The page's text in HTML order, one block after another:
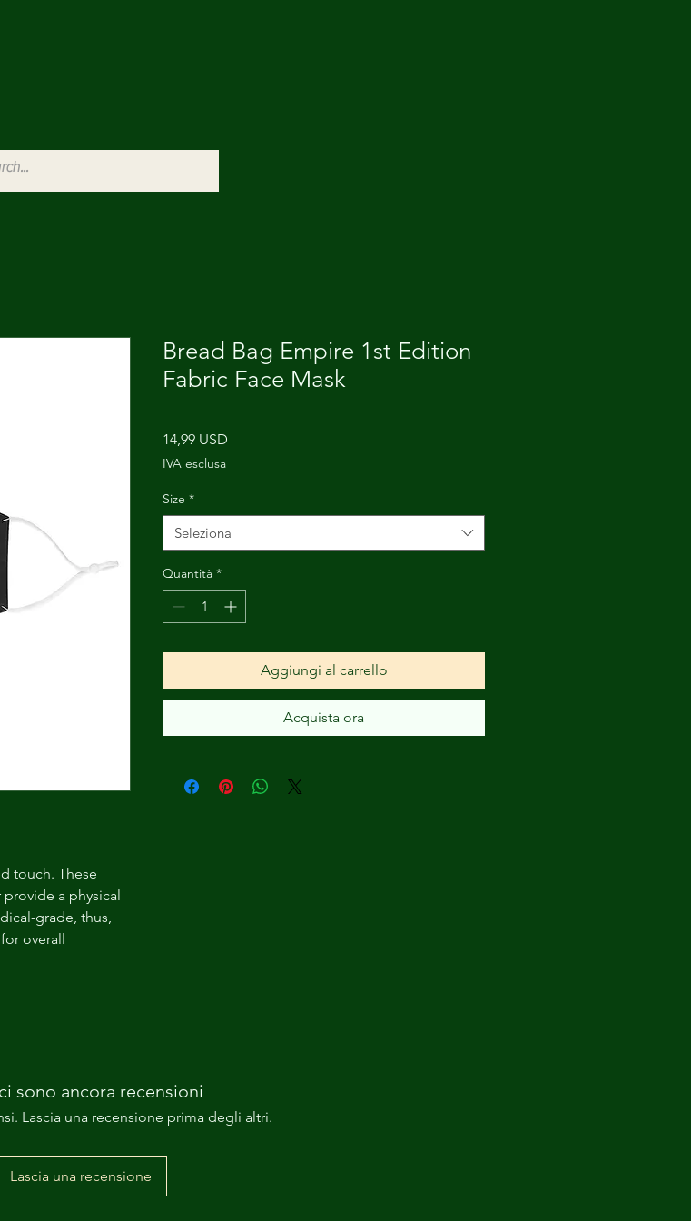
touch. These
provide a physical
grade, thus,
overall
Bread Bag Empire 1st Edition
Fabric Face Mask
14,99 USD
IVA esclusa
Size *
Seleziona
Quantità *
Aggiungi al carrello
Acquista ora
sono ancora recensioni
Lascia una recensione prima degli altri.
Lascia una recensione